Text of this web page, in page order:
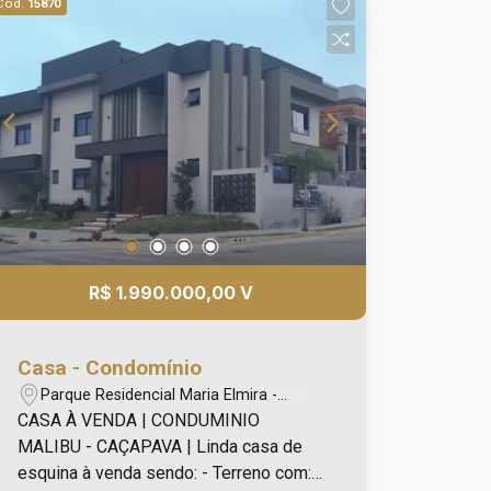
LOURDES MONIZ
CRECI 96408 - Venda
Minha Página (12) 99792-4677
15870
R$ 1.990.000,00 V
Casa - Condomínio
Parque Residencial Maria Elmira -
Caçapava/SP
CASA À VENDA | CONDUMINIO
MALIBU - CAÇAPAVA | Linda casa de
esquina à venda sendo: - Terreno com: